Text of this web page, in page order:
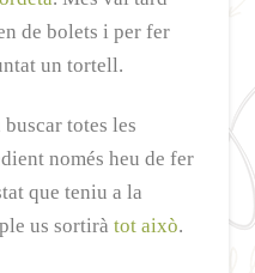
de bolets i per fer
un tortell.
totes les
només heu de fer
que teniu a la
us sortiràtot això.